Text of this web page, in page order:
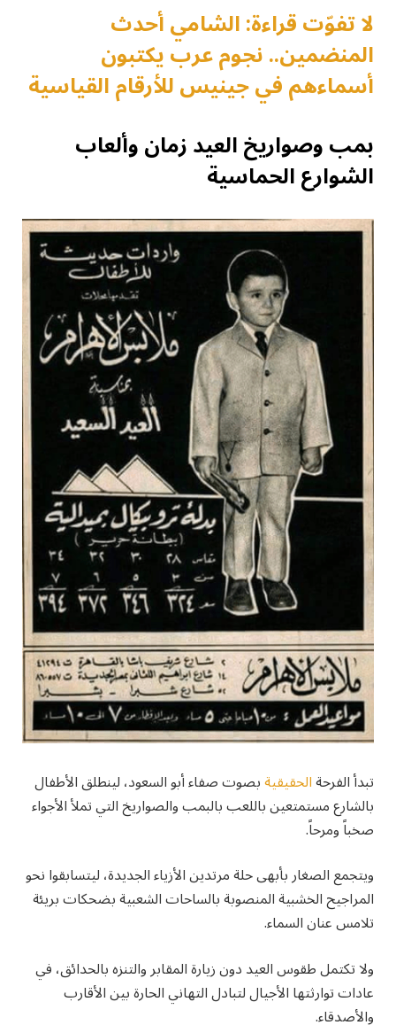
لا تفوّت قراءة: الشامي أحدث
المنضمين.. نجوم عرب يكتبون
أسماءهم في جينيس للأرقام القياسية
بمب وصواريخ العيد زمان وألعاب
الشوارع الحماسية
تبدأ الفرحةالحقيقيةبصوت صفاء أبو السعود، لينطلق الأطفال
بالشارع مستمتعين باللعب بالبمب والصواريخ التي تملأ الأجواء
صخباً ومرحاً.
ويتجمع الصغار بأبهى حلة مرتدين الأزياء الجديدة، ليتسابقوا نحو
المراجيح الخشبية المنصوبة بالساحات الشعبية بضحكات بريئة
تلامس عنان السماء.
ولا تكتمل طقوس العيد دون زيارة المقابر والتنزه بالحدائق، في
عادات توارثتها الأجيال لتبادل التهاني الحارة بين الأقارب
والأصدقاء.